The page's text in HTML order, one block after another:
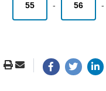
55 - 56 -